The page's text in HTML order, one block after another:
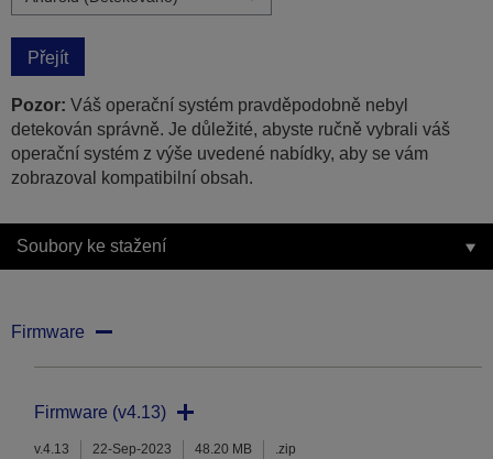
Přejít
Pozor: Váš operační systém pravděpodobně nebyl
detekován správně. Je důležité, abyste ručně vybrali váš
operační systém z výše uvedené nabídky, aby se vám
zobrazoval kompatibilní obsah.
Soubory ke stažení
Firmware
Firmware (v4.13)
v.4.13 22-Sep-2023 48.20 MB .zip